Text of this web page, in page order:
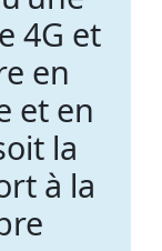
4G et
en
et en
la
à la